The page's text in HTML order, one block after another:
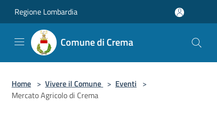
Regione Lombardia
Comune di Crema
Home > Vivere il Comune > Eventi >
Mercato Agricolo di Crema